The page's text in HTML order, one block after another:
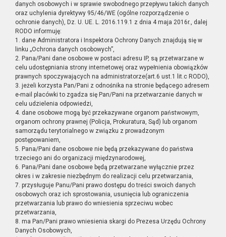
danych osobowych i w sprawie swobodnego przepływu takich danych
oraz uchylenia dyrektywy 95/46/WE (ogólne rozporządzenie o
ochronie danych), Dz. U. UE. L. 2016.119.1 z dnia 4 maja 2016r., dalej
RODO informuję:
1. dane Administratora i Inspektora Ochrony Danych znajdują się w
linku „Ochrona danych osobowych”,
2. Pana/Pani dane osobowe w postaci adresu IP, są przetwarzane w
celu udostępniania strony internetowej oraz wypełnienia obowiązków
prawnych spoczywających na administratorze(art.6 ust.1 lit.c RODO),
3. jeżeli korzysta Pan/Pani z odnośnika na stronie będącego adresem
e-mail placówki to zgadza się Pan/Pani na przetwarzanie danych w
celu udzielenia odpowiedzi,
4. dane osobowe mogą być przekazywane organom państwowym,
organom ochrony prawnej (Policja, Prokuratura, Sąd) lub organom
samorządu terytorialnego w związku z prowadzonym
postępowaniem,
5. Pana/Pani dane osobowe nie będą przekazywane do państwa
trzeciego ani do organizacji międzynarodowej,
6. Pana/Pani dane osobowe będą przetwarzane wyłącznie przez
okres i w zakresie niezbędnym do realizacji celu przetwarzania,
7. przysługuje Panu/Pani prawo dostępu do treści swoich danych
osobowych oraz ich sprostowania, usunięcia lub ograniczenia
przetwarzania lub prawo do wniesienia sprzeciwu wobec
przetwarzania,
8. ma Pan/Pani prawo wniesienia skargi do Prezesa Urzędu Ochrony
Danych Osobowych,